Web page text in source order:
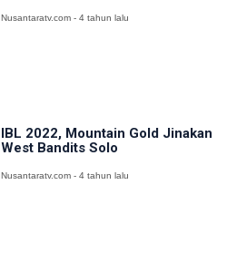
Nusantaratv.com - 4 tahun lalu
IBL 2022, Mountain Gold Jinakan
West Bandits Solo
Nusantaratv.com - 4 tahun lalu